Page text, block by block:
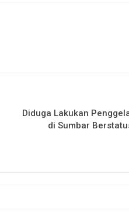
Diduga Lakukan
di Sumbar